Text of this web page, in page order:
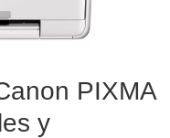
PIXMA
y